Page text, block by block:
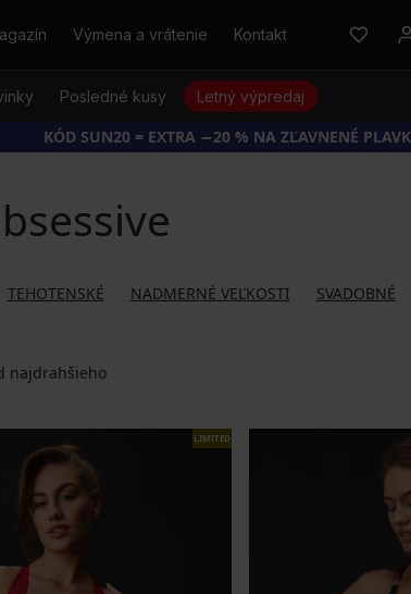
Výmena a vrátenie Kontakt
Posledné kusy Letný výpredaj
KÓD SUN20 = EXTRA −20 % NA ZĽAVNENÉ
TEHOTENSKÉ NADMERNÉ VEĽKOSTI SVADOBNÉ
najdrahšieho
LIMITED